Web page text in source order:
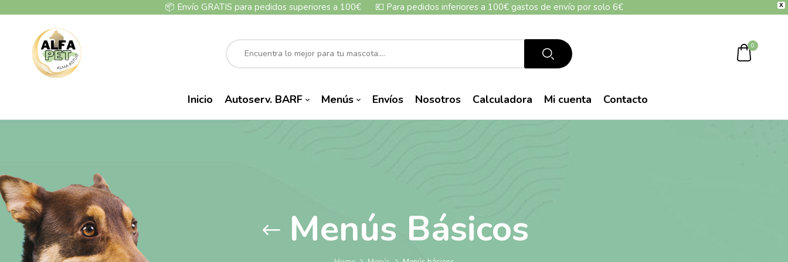
X
📦 Envío GRATIS para pedidos superiores a 100€ 💶 Para pedidos inferiores a 100€ gastos de envío por solo 6€
0
Inicio Autoserv. BARF Menús Envíos Nosotros Calculadora Mi cuenta Contacto
Menús Básicos